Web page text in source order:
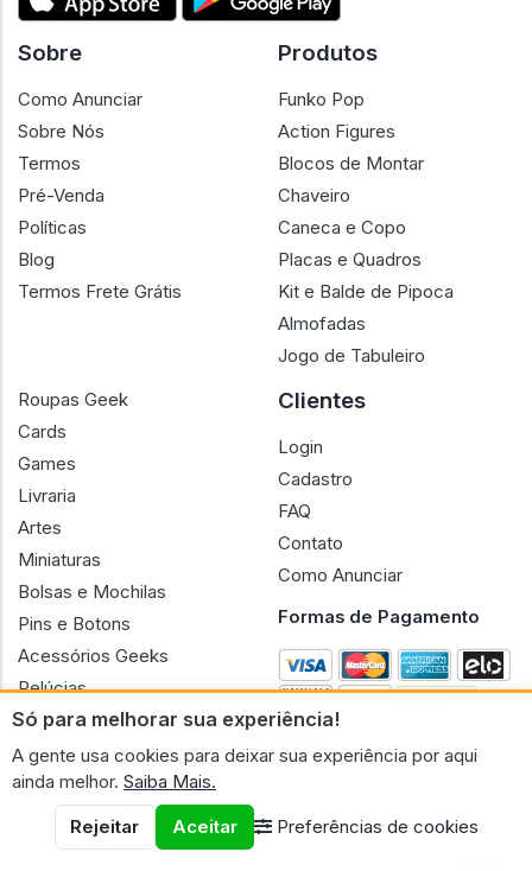
Só para melhorar sua experiência!
A gente usa cookies para deixar sua experiência por aqui
ainda melhor. Saiba Mais.
Rejeitar
Aceitar Preferências de cookies
Sobre
Como Anunciar
Sobre Nós
Termos
Pré-Venda
Políticas
Blog
Termos Frete Grátis
Produtos
Funko Pop
Action Figures
Blocos de Montar
Chaveiro
Caneca e Copo
Placas e Quadros
Kit e Balde de Pipoca
Almofadas
Jogo de Tabuleiro
Roupas Geek
Cards
Games
Livraria
Artes
Miniaturas
Bolsas e Mochilas
Pins e Botons
Acessórios Geeks
Pelúcias
Bonecas
Clientes
Login
Cadastro
FAQ
Contato
Como Anunciar
Formas de Pagamento